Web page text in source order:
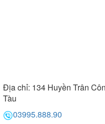
Địa chỉ: 134 Huyền Trân
Tàu
03995.888.90